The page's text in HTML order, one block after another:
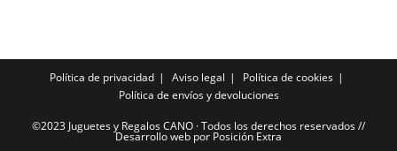
Política de privacidad Aviso legal
Política de cookies
Política de envíos y devoluciones
©2023 Juguetes y Regalos CANO · Todos los derechos reservados //
Desarrollo web por Posición Extra